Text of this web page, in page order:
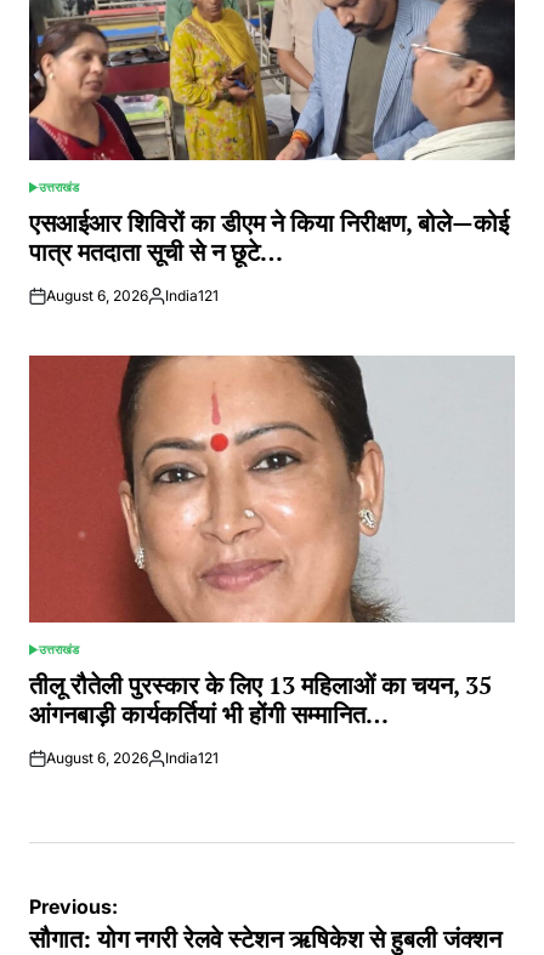
POSTED
IN
उत्तराखंड
एसआईआर शिविरों का डीएम ने किया निरीक्षण, बोले—कोई
पात्र मतदाता सूची से न छूटे…
August 6, 2026Posted
India121
POSTED
IN
उत्तराखंड
तीलू रौतेली पुरस्कार के लिए 13 महिलाओं का चयन, 35
आंगनबाड़ी कार्यकर्तियां भी होंगी सम्मानित…
August 6, 2026Posted
India121
Post
navigation
Previous:
सौगात: योग नगरी रेलवे स्टेशन ऋषिकेश से हुबली जंक्शन